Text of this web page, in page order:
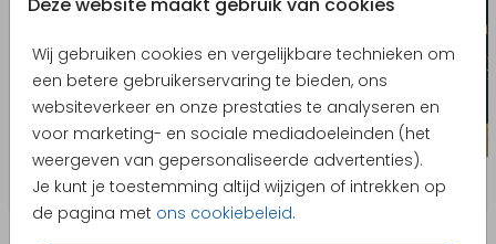
Wij gebruiken cookies en vergelijkbare technieken om
een betere gebruikerservaring te bieden, ons
websiteverkeer en onze prestaties te analyseren en
voor marketing- en sociale mediadoeleinden (het
weergeven van gepersonaliseerde advertenties).
Je kunt je toestemming altijd wijzigen of intrekken op
de pagina met ons cookiebeleid.
In de editor
- De voorkant van het boek staat rechts en de
achterkant links.
- Wij raden je aan geen tekst of afbeeldingen op
de achterkant van het boek te plaatsen.
Producten die hierop lijken